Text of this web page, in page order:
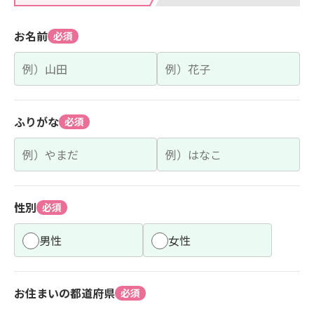
お名前 必須
ふりがな 必須
性別 必須
男性 女性
お住まいの都道府県 必須